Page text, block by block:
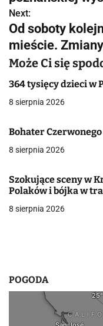
w
i
g
a
c
j
a
p
i
Next:
Od soboty
mieście.
Może Ci się
364 tysięcy dzieci w
8 sierpnia 2026
Bohater
8 sierpnia 2026
Szokujące sceny w
Polaków i bójka w
8 sierpnia 2026
POGODA